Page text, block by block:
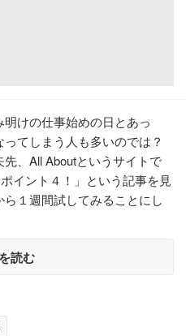
けの仕事始めの日とあっ
てしまう人も多いのでは？
、All Aboutというサイトで
ポイント４！」という記事を見
１週間試してみることにし
読む